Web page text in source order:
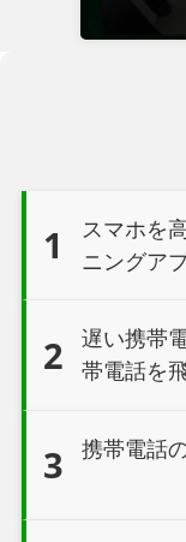
1
スマホを
ニングア
2
遅い携帯
帯電話を
3 携帯電話